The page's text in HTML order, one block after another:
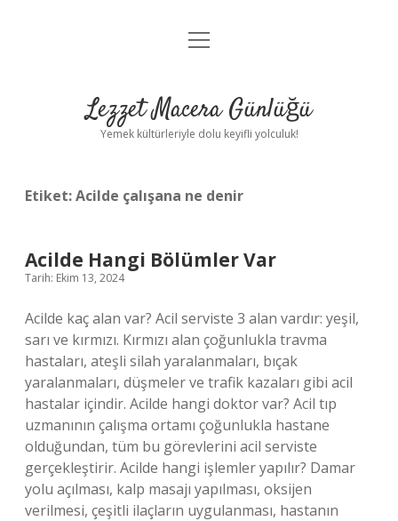
Anasayfa
Yasal Uyarı
menüyü
Lezzet Macera Günlüğü
Yemek kültürleriyle dolu keyifli yolculuk!
Etiket:Acilde çalışana ne denir
Acilde Hangi Bölümler Var
Tarih: Ekim 13, 2024
Acilde kaç alan var? Acil serviste 3 alan vardır: yeşil,
sarı ve kırmızı. Kırmızı alan çoğunlukla travma
hastaları, ateşli silah yaralanmaları, bıçak
yaralanmaları, düşmeler ve trafik kazaları gibi acil
hastalar içindir. Acilde hangi doktor var? Acil tıp
uzmanının çalışma ortamı çoğunlukla hastane
olduğundan, tüm bu görevlerini acil serviste
gerçekleştirir. Acilde hangi işlemler yapılır? Damar
yolu açılması, kalp masajı yapılması, oksijen
verilmesi, çeşitli ilaçların uygulanması, hastanın